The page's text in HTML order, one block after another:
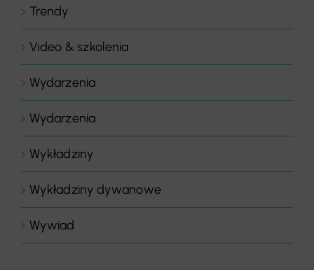
Trendy
Video & szkolenia
Wydarzenia
Wydarzenia
Wykładziny
Wykładziny dywanowe
Wywiad